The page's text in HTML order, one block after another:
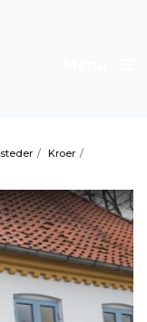
/ Kroer /